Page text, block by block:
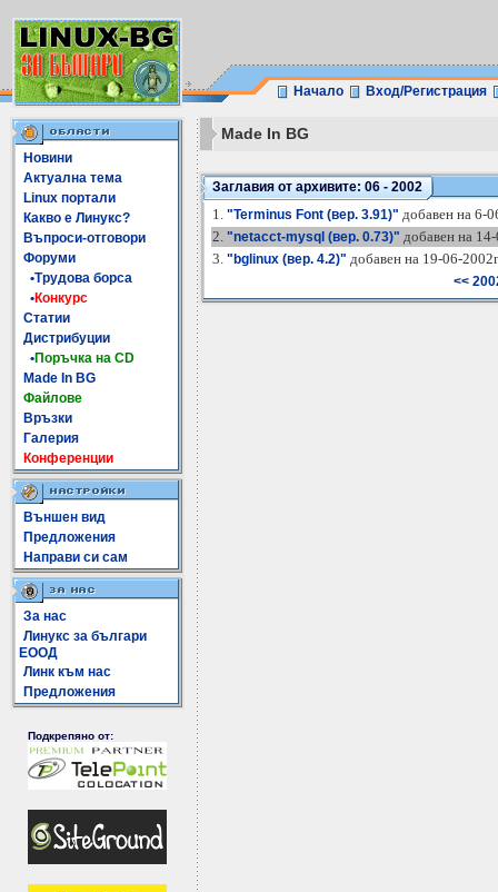
Начало Вход/Регистрация
Новини
Актуална тема
Linux портали
Какво е Линукс?
Въпроси-отговори
Форуми
•Трудова борса
•Конкурс
Статии
Дистрибуции
•Поръчка на CD
Made In BG
Файлове
Връзки
Галерия
Конференции
Външен вид
Предложения
Направи си сам
За нас
Линукс за българи
ЕООД
Линк към нас
Предложения
Подкрепяно от:
Made In BG
Заглавия от архивите: 06 - 2002
1. "Terminus Font (вер. 3.91)" добавен на 6-
2. "netacct-mysql (вер. 0.73)" добавен на
3. "bglinux (вер. 4.2)" добавен на 19-06-
<<